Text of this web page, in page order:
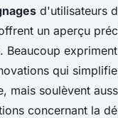
d'utilisateurs
un aperçu
Beaucoup
qui
mais soulèvent
concernant la